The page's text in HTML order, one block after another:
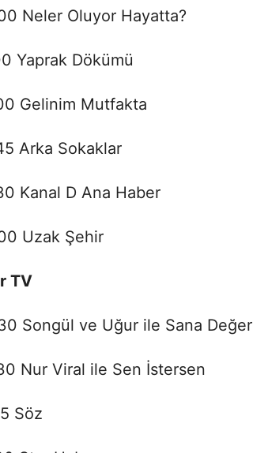
Neler Oluyor Hayatta?
Yaprak Dökümü
Gelinim Mutfakta
Arka Sokaklar
Kanal D Ana Haber
Uzak Şehir
TV
Songül ve Uğur ile Sana Değer
Nur Viral ile Sen İstersen
Söz